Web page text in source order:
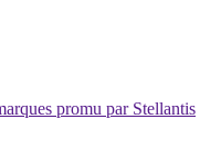
promu par Stellantis